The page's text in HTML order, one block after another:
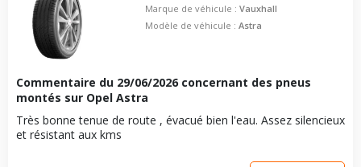
Marque de véhicule : Vauxhall
Modèle de véhicule : Astra
Commentaire du 29/06/2026 concernant des pneus
montés sur Opel Astra
Très bonne tenue de route , évacué bien l'eau. Assez silencieux
et résistant aux kms